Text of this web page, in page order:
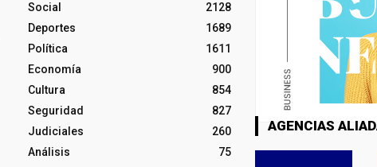
Social
2128
Deportes
1689
Política
1611
Economía
900
Cultura
854
Seguridad
827
Judiciales
260
Análisis
75
AGENCIAS